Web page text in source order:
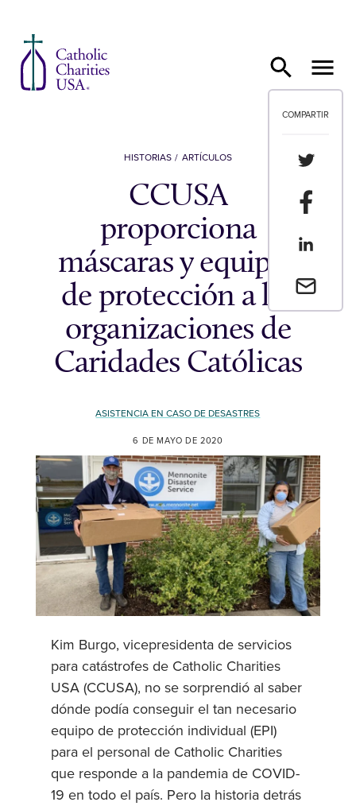
COMPARTIR
Envia un
HISTORIAS ARTÍCULOS
CCUSA
proporciona
máscaras y equipos
de protección a las
organizaciones de
Caridades Católicas
ASISTENCIA EN CASO DE DESASTRES
6 DE MAYO DE 2020
Kim Burgo, vicepresidenta de servicios
para catástrofes de Catholic Charities
USA (CCUSA), no se sorprendió al saber
dónde podía conseguir el tan necesario
equipo de protección individual (EPI)
para el personal de Catholic Charities
que responde a la pandemia de COVID-
19 en todo el país. Pero la historia detrás